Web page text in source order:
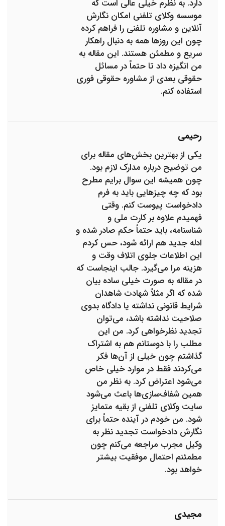
دارد. به نظرم خیلی عالی است که
موسسه وکلای تلفنی امکان نگارش
آنلاین و مشاوره تلفنی را فراهم کرده
چون این روزها همه به دنبال راهکار
سریع و مطمئن هستند. این مقاله به
من انگیزه داد تا حتماً در مسائل
حقوقی بعدی از مشاوره حقوقی فوری
استفاده کنم.
رحیمی
یکی از بهترین بخش‌های مقاله برای
من توضیح درباره مدارک لازم بود.
چون همیشه این سوال برایم مطرح
بود که چه چیزهایی باید به فرم
دادخواست پیوست کنم. وقتی
فهمیدم علاوه بر کارت ملی و
شناسنامه، باید حتماً حکم صادر شده و
ادله جدید هم ارائه شود، حس کردم
این اطلاعات جلوی اتلاف وقت و
هزینه مرا می‌گیرد. جالب اینجاست که
در مقاله به صورت خیلی ساده بیان
شده که اگر مثلاً شهادت شاهدان
شرایط قانونی نداشته یا دادگاه بدوی
صلاحیت نداشته باشد، می‌توان
تجدید نظرخواهی کرد. من این
مطلب را با دوستانم هم به اشتراک
گذاشتم چون خیلی از آن‌ها فکر
می‌کردند فقط در موارد خیلی خاص
می‌شود اعتراض کرد. به نظر من
همین شفاف‌سازی‌ها باعث می‌شود
سایت وکلای تلفنی از بقیه متمایز
شود. من خودم در آینده حتماً برای
نگارش دادخواست تجدید نظر به
وکیل مجرب مراجعه می‌کنم چون
مطمئنم احتمال موفقیت بیشتر
خواهد بود.
مجیدی